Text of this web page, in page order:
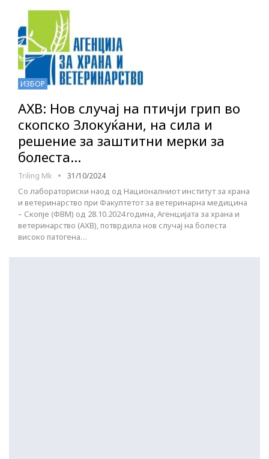
ИЗБОР
АХВ: Нов случај на птичји грип во
скопско Злокуќани, на сила и
решение за заштитни мерки за
болеста…
Triling Mk 31/10/2024
Со лабораториски наод од Националниот институт за храна
и ветеринарство при Факултетот за ветеринарна медицина
– Скопје (ФВМ) од 28.10.2024 година, Агенцијата за храна и
ветеринарство (АХВ), потврдила нов случај на болеста
високо патогена…